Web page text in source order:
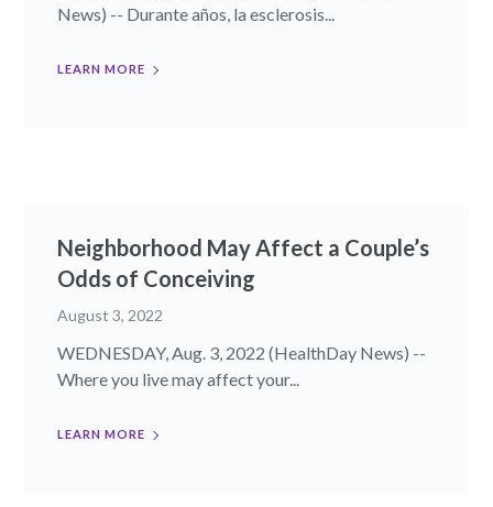
News) -- Durante años, la esclerosis...
LEARN MORE
Neighborhood May Affect a Couple’s
Odds of Conceiving
August 3, 2022
WEDNESDAY, Aug. 3, 2022 (HealthDay News) --
Where you live may affect your...
LEARN MORE